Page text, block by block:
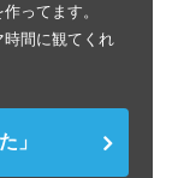
ってます。
間に観てくれ
」